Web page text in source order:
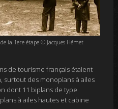
la 1ere étape © Jacques Hémet
de tourisme français étaient
surtout des monoplans à ailes
dont 11 biplans de type
à ailes hautes et cabine